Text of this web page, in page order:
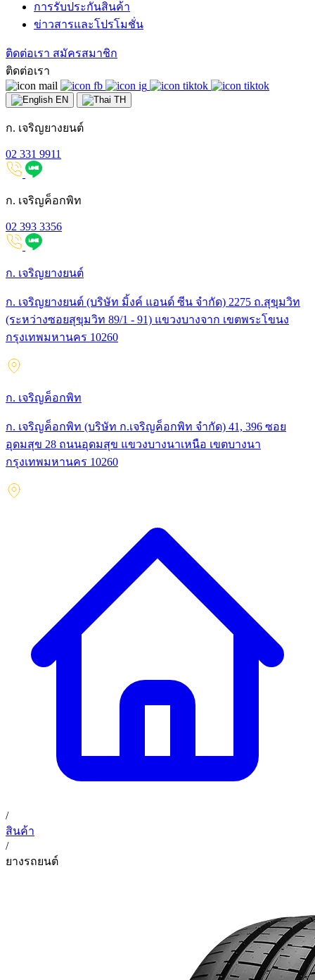
การรับประกันสินค้า
ข่าวสารและโปรโมชั่น
ติดต่อเรา สมัครสมาชิก
ติดต่อเรา
EN TH
ก. เจริญยางยนต์
02 331 9911
ก. เจริญค็อกพิท
02 393 3356
ก. เจริญยางยนต์
ก. เจริญยางยนต์ (บริษัท มิ้งค์ แอนด์ ซีน จำกัด) 2275 ถ.สุขุมวิท
(ระหว่างซอยสุขุมวิท 89/1 - 91) แขวงบางจาก เขตพระโขนง
กรุงเทพมหานคร 10260
ก. เจริญค็อกพิท
ก. เจริญค็อกพิท (บริษัท ก.เจริญค็อกพิท จำกัด) 41, 396 ซอย
อุดมสุข 28 ถนนอุดมสุข แขวงบางนาเหนือ เขตบางนา
กรุงเทพมหานคร 10260
/
สินค้า
/
ยางรถยนต์